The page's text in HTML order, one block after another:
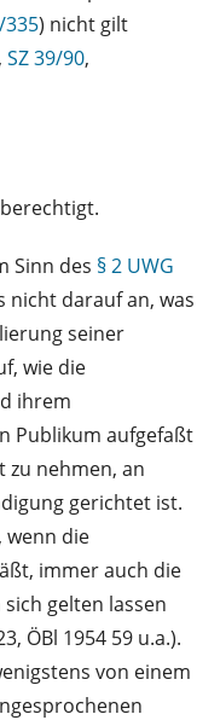
335) nicht gilt
SZ 39/90,
Sinn des § 2 UWG
nicht darauf an, was
seiner
wie die
ihrem
Publikum aufgefaßt
zu nehmen, an
gerichtet ist.
wenn die
immer auch die
gelten lassen
ÖBl 1954 59 u.a.).
von einem